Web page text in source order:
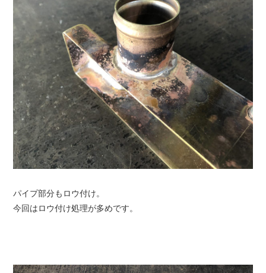
パイプ部分もロウ付け。
今回はロウ付け処理が多めです。